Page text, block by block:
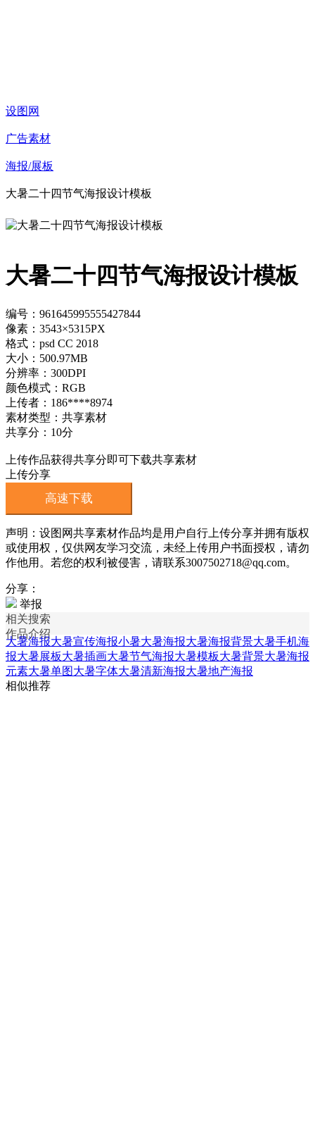
设图网
广告素材
海报/展板
大暑二十四节气海报设计模板
大暑二十四节气海报设计模板
编号：961645995555427844
像素：3543×5315PX
格式：psd CC 2018
大小：500.97MB
分辨率：300DPI
颜色模式：RGB
上传者：186****8974
素材类型：共享素材
共享分：10分
上传作品获得共享分即可下载共享素材
上传分享
高速下载
声明：设图网共享素材作品均是用户自行上传分享并拥有版权
或使用权，仅供网友学习交流，未经上传用户书面授权，请勿
作他用。若您的权利被侵害，请联系3007502718@qq.com。
分享：
举报
相关搜索
作品介绍
大暑海报大暑宣传海报小暑大暑海报大暑海报背景大暑手机海
报大暑展板大暑插画大暑节气海报大暑模板大暑背景大暑海报
元素大暑单图大暑字体大暑清新海报大暑地产海报
相似推荐